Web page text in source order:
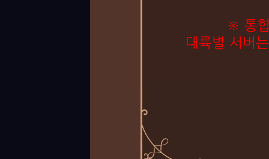
※ 통
대륙별 서버